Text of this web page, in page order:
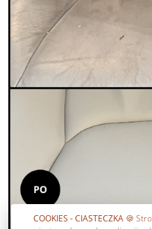
COOKIES - CIASTECZKA🍪